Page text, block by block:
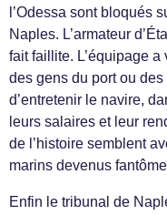
l’Odessa sont bloqués
Naples. L’armateur
fait faillite. L’équipage
des gens du port ou
d’entretenir le navire,
leurs salaires et leur
de l’histoire semblent
marins devenus
Enfin le tribunal de